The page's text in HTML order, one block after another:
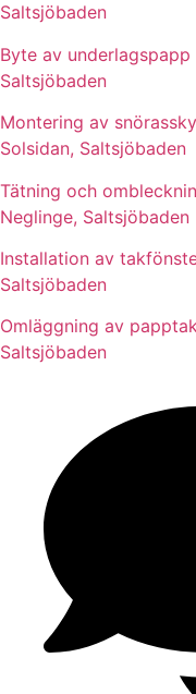
Saltsjöbaden
Byte av
Saltsjöbaden
Montering av
Solsidan, Saltsjöbaden
Tätning och
Neglinge, Saltsjöbaden
Installation av
Saltsjöbaden
Omläggning av
Saltsjöbaden